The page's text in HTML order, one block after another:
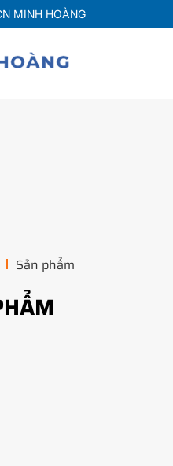
MINH HOÀNG
Sản phẩm